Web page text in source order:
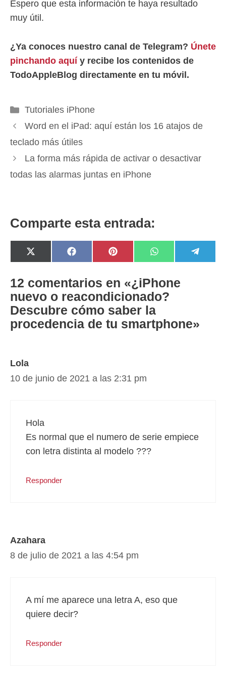
Espero que esta información te haya resultado
muy útil.
¿Ya conoces nuestro canal de Telegram? Únete
pinchando aquíy recibe los contenidos de
TodoAppleBlog directamente en tu móvil.
Categorías
Tutoriales iPhone
Word en el iPad: aquí están los 16 atajos de
teclado más útiles
La forma más rápida de activar o desactivar
todas las alarmas juntas en iPhone
Comparte esta entrada:
Compartir
en
X
(
w
i
t
t
e
r
)
Compartir
en
F
a
e
b
o
o
k
Compartir
en
P
i
t
e
r
e
s
t
Compartir
en
W
h
t
s
A
p
en
e
12 comentarios en «¿iPhone
nuevo o reacondicionado?
Descubre cómo saber la
procedencia de tu smartphone»
Lola
10 de junio de 2021 a las 2:31 pm
Hola
Es normal que el numero de serie empiece
con letra distinta al modelo ???
Responder
Azahara
8 de julio de 2021 a las 4:54 pm
A mí me aparece una letra A, eso que
quiere decir?
Responder